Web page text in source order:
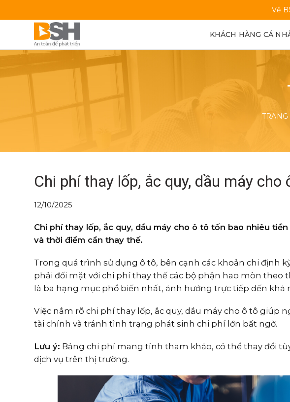
Về
KHÁCH HÀNG CÁ
TRANG
Chi phí thay lốp, ắc quy, dầu máy cho
12/10/2025
Chi phí thay lốp, ắc quy, dầu máy cho ô tô tốn bao nhiêu
và thời điểm cần thay thế.
Trong quá trình sử dụng ô tô, bên cạnh các khoản chi định
phải đối mặt với chi phí thay thế các bộ phận hao mòn theo
là ba hạng mục phổ biến nhất, ảnh hưởng trực tiếp đến khả
Việc nắm rõ chi phí thay lốp, ắc quy, dầu máy cho ô tô giúp
tài chính và tránh tình trạng phát sinh chi phí lớn bất ngờ.
Lưu ý: Bảng chi phí mang tính tham khảo, có thể thay đổi
dịch vụ trên thị trường.